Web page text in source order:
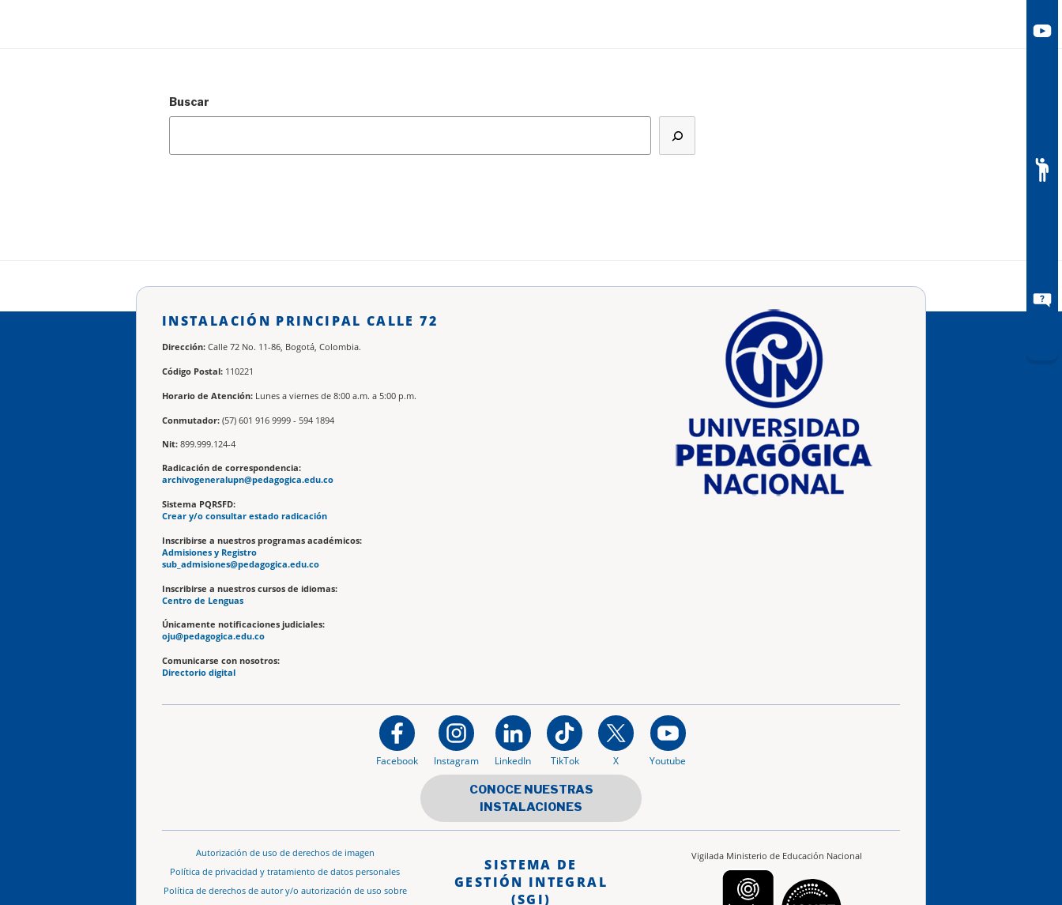
Buscar
INSTALACIÓN PRINCIPAL CALLE 72
Dirección: Calle 72 No. 11-86, Bogotá, Colombia.
Código Postal: 110221
Horario de Atención: Lunes a viernes de 8:00 a.m. a 5:00 p.m.
Conmutador: (57) 601 916 9999 - 594 1894
Nit: 899.999.124-4
Radicación de correspondencia:
archivogeneralupn@pedagogica.edu.co
Sistema PQRSFD:
Crear y/o consultar estado radicación
Inscribirse a nuestros programas académicos:
Admisiones y Registro
sub_admisiones@pedagogica.edu.co
Inscribirse a nuestros cursos de idiomas:
Centro de Lenguas
Únicamente notificaciones judiciales:
oju@pedagogica.edu.co
Comunicarse con nosotros:
Directorio digital
Facebook Instagram LinkedIn TikTok X Youtube
CONOCE NUESTRAS
INSTALACIONES
Autorización de uso de derechos de imagen
Política de privacidad y tratamiento de datos personales
Política de derechos de autor y/o autorización de uso sobre
SISTEMA DE
GESTIÓN INTEGRAL
(SGI)
Vigilada Ministerio de Educación Nacional